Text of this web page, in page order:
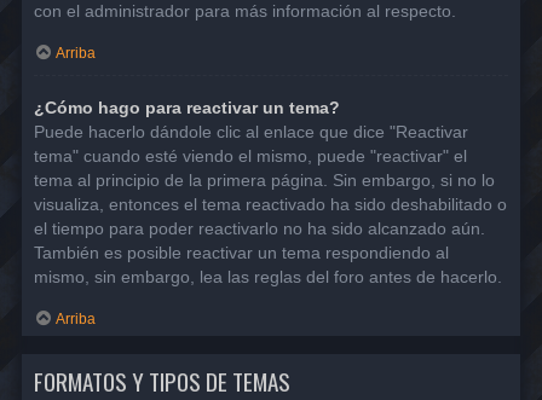
con el administrador para más información al respecto.
Arriba
¿Cómo hago para reactivar un tema?
Puede hacerlo dándole clic al enlace que dice "Reactivar
tema" cuando esté viendo el mismo, puede "reactivar" el
tema al principio de la primera página. Sin embargo, si no lo
visualiza, entonces el tema reactivado ha sido deshabilitado o
el tiempo para poder reactivarlo no ha sido alcanzado aún.
También es posible reactivar un tema respondiendo al
mismo, sin embargo, lea las reglas del foro antes de hacerlo.
Arriba
FORMATOS Y TIPOS DE TEMAS